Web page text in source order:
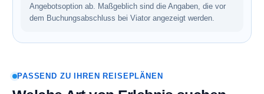
Angebotsoption ab. Maßgeblich sind die Angaben, die vor
dem Buchungsabschluss bei Viator angezeigt werden.
PASSEND ZU IHREN REISEPLÄNEN